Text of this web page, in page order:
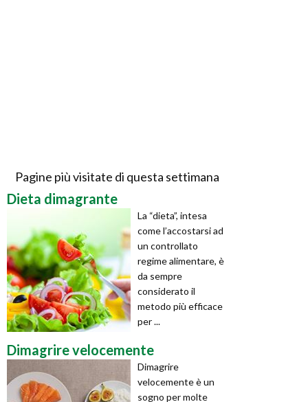
Pagine più visitate di questa settimana
Dieta dimagrante
La “dieta”, intesa
come l’accostarsi ad
un controllato
regime alimentare, è
da sempre
considerato il
metodo più efficace
per ...
Dimagrire velocemente
Dimagrire
velocemente è un
sogno per molte